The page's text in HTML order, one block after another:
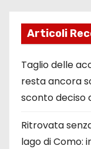
Articoli
Taglio delle
resta ancora
sconto deciso
Ritrovata
lago di Como: